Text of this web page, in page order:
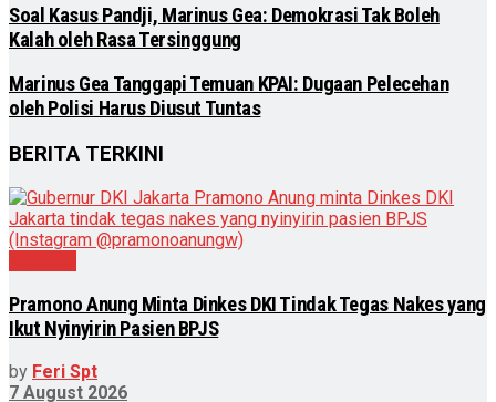
Soal Kasus Pandji, Marinus Gea: Demokrasi Tak Boleh
Kalah oleh Rasa Tersinggung
Marinus Gea Tanggapi Temuan KPAI: Dugaan Pelecehan
oleh Polisi Harus Diusut Tuntas
BERITA TERKINI
Pramono Anung Minta Dinkes DKI Tindak Tegas Nakes yang
Ikut Nyinyirin Pasien BPJS
by Feri Spt
7 August 2026